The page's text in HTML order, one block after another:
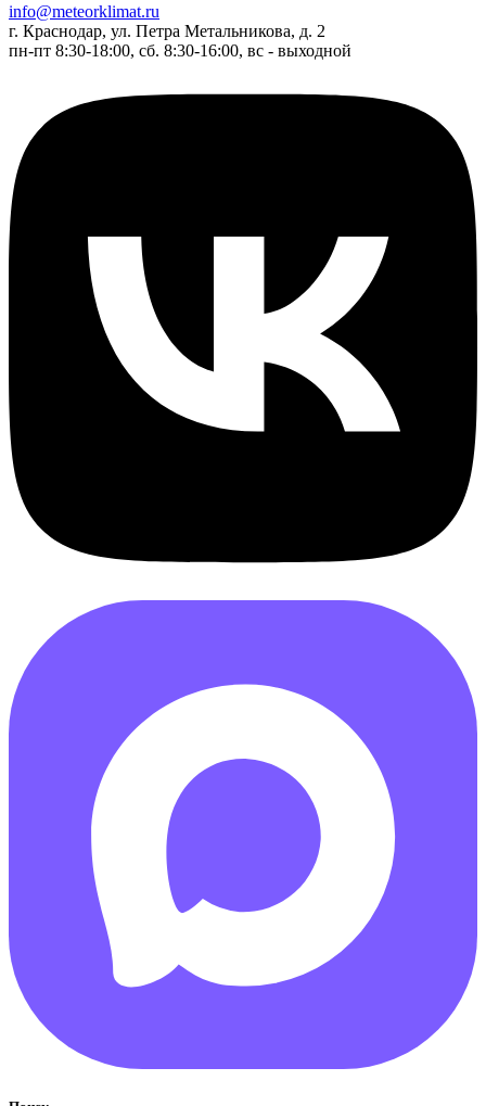
info@meteorklimat.ru
г. Краснодар, ул. Петра Метальникова, д. 2
пн-пт 8:30-18:00, сб. 8:30-16:00, вс - выходной